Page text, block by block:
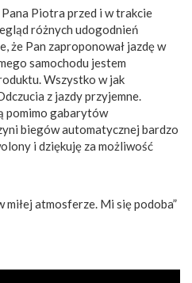
Piotra przed i w trakcie
różnych udogodnień
że Pan zaproponował jazdę w
samochodu jestem
Wszystko w jak
z jazdy przyjemne.
pomimo gabarytów
biegów automatycznej bardzo
i dziękuję za możliwość
miłej atmosferze. Mi się podoba”